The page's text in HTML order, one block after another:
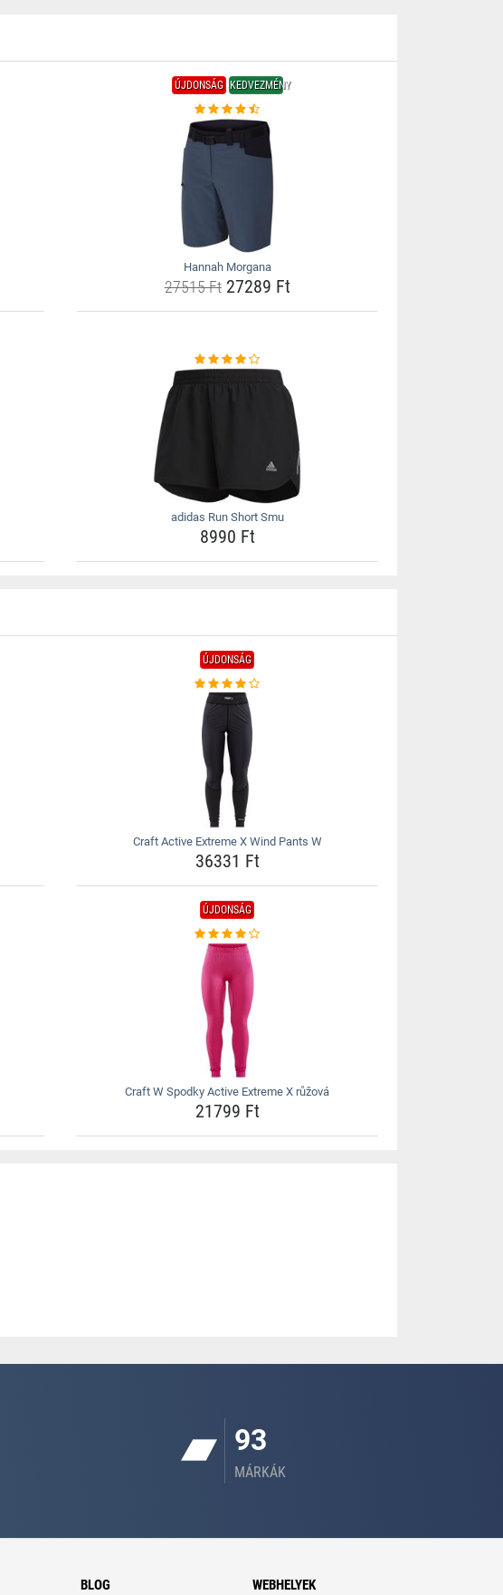
ÚJDONSÁG KEDVEZMÉNY
Hannah Morgana
27515 Ft27289 Ft
adidas Run Short Smu
8990 Ft
ÚJDONSÁG
Craft Active Extreme X Wind Pants W
36331 Ft
ÚJDONSÁG
Craft W Spodky Active Extreme X růžová
21799 Ft
93
MÁRKÁK
BLOG WEBHELYEK